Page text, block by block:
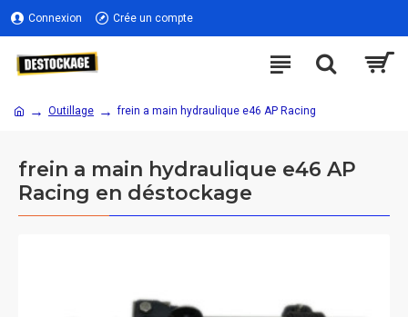
Connexion Crée un compte
Outillage frein a main hydraulique e46 AP Racing
frein a main hydraulique e46 AP
Racing en déstockage